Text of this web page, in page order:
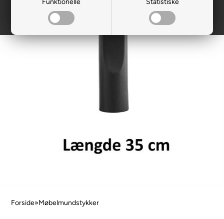
Funktionelle Statistiske
Forside»Møbelmundstykker